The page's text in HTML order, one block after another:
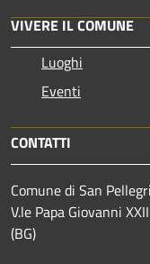
VIVERE IL COMUNE
Luoghi
Eventi
CONTATTI
Comune di San
V.le Papa Giovanni
(BG)